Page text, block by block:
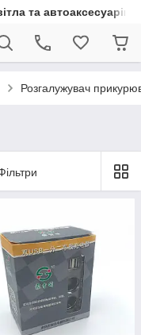
та автоаксесуарів
Розгалужувач